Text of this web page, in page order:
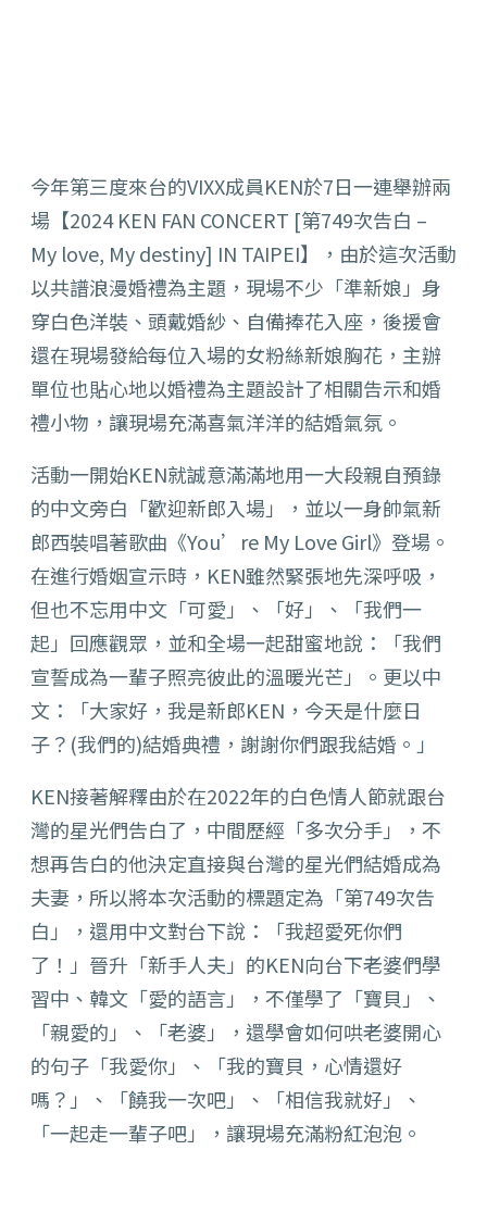
今年第三度來台的VIXX成員KEN於7日一連舉辦兩
場【2024 KEN FAN CONCERT [第749次告白 –
My love, My destiny] IN TAIPEI】，由於這次活動
以共譜浪漫婚禮為主題，現場不少「準新娘」身
穿白色洋裝、頭戴婚紗、自備捧花入座， 後援會
還在現場發給每位入場的女粉絲新娘胸花， 主辦
單位也貼心地以婚禮為主題設計了相關告示和婚
禮小物， 讓現場充滿喜氣洋洋的結婚氣氛。
活動一開始KEN就誠意滿滿地用一大段親自預錄
的中文旁白「歡迎新郎入場」，並以一身帥氣新
郎西裝唱著歌曲《You’re My Love Girl》登場。
在進行婚姻宣示時，KEN雖然緊張地先深呼吸，
但也不忘用中文「可愛」、「好」、「我們一
起」回應觀眾， 並和全場一起甜蜜地說：「我們
宣誓成為一輩子照亮彼此的溫暖光芒」。更以中
文：「大家好， 我是新郎KEN，今天是什麼日
子？(我們的)結婚典禮， 謝謝你們跟我結婚。」
KEN接著解釋由於在2022年的白色情人節就跟台
灣的星光們告白了，中間歷經「多次分手」， 不
想再告白的他決定直接與台灣的星光們結婚成為
夫妻， 所以將本次活動的標題定為「第749次告
白」， 還用中文對台下說：「我超愛死你們
了！」晉升「新手人夫」 的KEN向台下老婆們學
習中、韓文「愛的語言」，不僅學了「寶貝」、
「親愛的」、「老婆」，還學會如何哄老婆開心
的句子「我愛你」、「我的寶貝，心情還好
嗎？」、「饒我一次吧」、「相信我就好」、
「一起走一輩子吧」，讓現場充滿粉紅泡泡。